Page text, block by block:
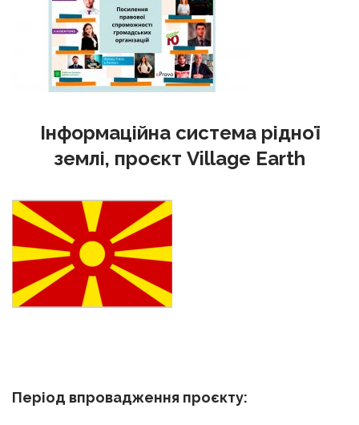
УКРАЇНСЬКА
SEARCH SITE
Інформаційна система рідної
землі, проєкт Village Earth
Період впровадження проєкту: